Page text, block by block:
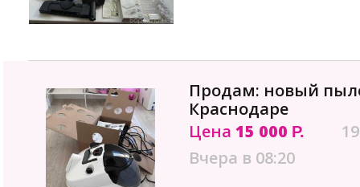
Продам: новый
Краснодаре
Цена 15 000 Р.
Вчера в 08:20